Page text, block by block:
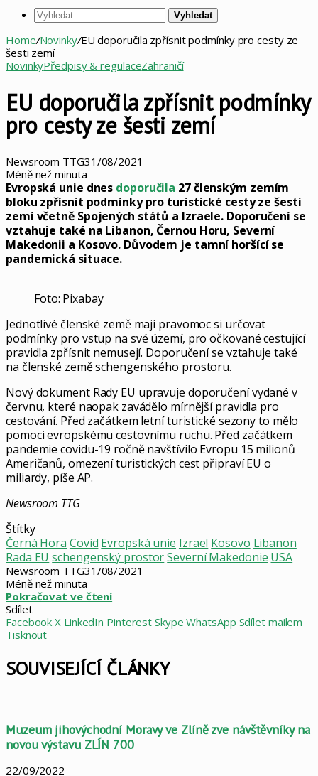
Vyhledat
Home/Novinky/EU doporučila zpřísnit podmínky pro cesty ze
šesti zemí
NovinkyPředpisy & regulaceZahraničí
EU doporučila zpřísnit podmínky
pro cesty ze šesti zemí
Newsroom TTG31/08/2021
Méně než minuta
Evropská unie dnes doporučila 27 členským zemím
bloku zpřísnit podmínky pro turistické cesty ze šesti
zemí včetně Spojených států a Izraele. Doporučení se
vztahuje také na Libanon, Černou Horu, Severní
Makedonii a Kosovo. Důvodem je tamní horšící se
pandemická situace.
Foto: Pixabay
Jednotlivé členské země mají pravomoc si určovat
podmínky pro vstup na své území, pro očkované cestující
pravidla zpřísnit nemusejí. Doporučení se vztahuje také
na členské země schengenského prostoru.
Nový dokument Rady EU upravuje doporučení vydané v
červnu, které naopak zavádělo mírnější pravidla pro
cestování. Před začátkem letní turistické sezony to mělo
pomoci evropskému cestovnímu ruchu. Před začátkem
pandemie covidu-19 ročně navštívilo Evropu 15 milionů
Američanů, omezení turistických cest připraví EU o
miliardy, píše AP.
Newsroom TTG
Štítky
Černá Hora Covid Evropská unie Izrael Kosovo Libanon
Rada EU schengenský prostorSeverní Makedonie USA
Newsroom TTG31/08/2021
Méně než minuta
Pokračovat ve čtení
Sdílet
Facebook X LinkedIn Pinterest Skype WhatsApp Sdílet mailem
Tisknout
SOUVISEJÍCÍ ČLÁNKY
Muzeum jihovýchodní Moravy ve Zlíně zve návštěvníky na
novou výstavu ZLÍN 700
22/09/2022